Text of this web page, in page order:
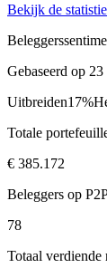
Bekijk de
Gebaseerd op
Uitbreiden17%
Totale
€ 385.172
Beleggers op
78
Totaal verdiende